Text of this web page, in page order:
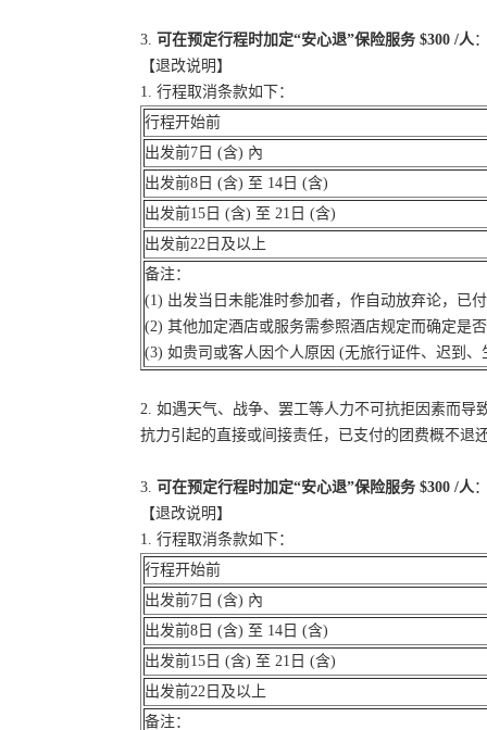
3. 可在预定行程时加定“安心退”保险服务 $300 /人
【退改说明】
1. 行程取消条款如下：
行程开始前
出发前7日 (含) 內
出发前8日 (含) 至 14日 (含)
出发前15日 (含) 至 21日 (含)
出发前22日及以上
备注：
(1) 出发当日未能准时参加者，作自动放弃论，已
(2) 其他加定酒店或服务需参照酒店规定而确定是
(3) 如贵司或客人因个人原因 (无旅行证件、迟到
2. 如遇天气、战争、罢工等人力不可抗拒因素而
抗力引起的直接或间接责任，已支付的团费概不退
3. 可在预定行程时加定“安心退”保险服务 $300 /人
【退改说明】
1. 行程取消条款如下：
行程开始前
出发前7日 (含) 內
出发前8日 (含) 至 14日 (含)
出发前15日 (含) 至 21日 (含)
出发前22日及以上
备注：